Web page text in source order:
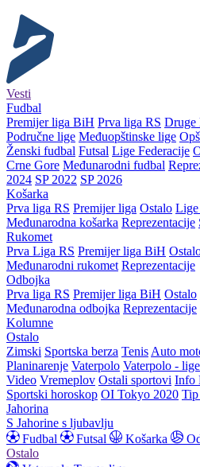
Vesti
Fudbal
Premijer liga BiH Prva liga RS Druge
Područne lige Međuopštinske lige
Ženski fudbal Futsal Lige Federacije
Crne Gore Međunarodni fudbal
2024 SP 2022 SP 2026
Košarka
Prva liga RS Premijer liga Ostalo
Međunarodna košarka Reprezentacije
Rukomet
Prva Liga RS Premijer liga BiH
Međunarodni rukomet Reprezentacije
Odbojka
Prva liga RS Premijer liga BiH Ostalo
Međunarodna odbojka Reprezentacije
Kolumne
Ostalo
Zimski Sportska berza Tenis Auto
Planinarenje Vaterpolo Vaterpolo -
Video Vremeplov Ostali sportovi Info
Sportski horoskop OI Tokyo 2020 Tip
Jahorina
S Jahorine s ljubavlju
Fudbal
Futsal Košarka
Ostalo